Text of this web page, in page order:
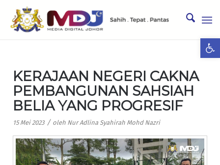
KERAJAAN NEGERI CAKNA
PEMBANGUNAN SAHSIAH
BELIA YANG PROGRESIF
15 Mei 2023 / oleh Nur Adlina Syahirah Mohd Nazri